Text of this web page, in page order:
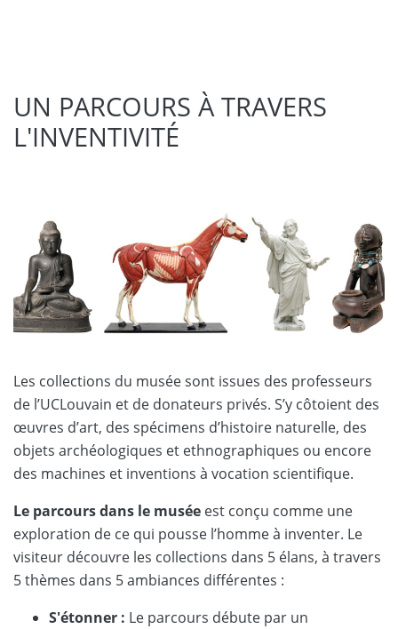
UN PARCOURS À TRAVERS
L'INVENTIVITÉ
Les collections du musée sont issues des professeurs
de l’UCLouvain et de donateurs privés. S’y côtoient des
œuvres d’art, des spécimens d’histoire naturelle, des
objets archéologiques et ethnographiques ou encore
des machines et inventions à vocation scientifique.
Le parcours dans le musée est conçu comme une
exploration de ce qui pousse l’homme à inventer. Le
visiteur découvre les collections dans 5 élans, à travers
5 thèmes dans 5 ambiances différentes :
S'étonner : Le parcours débute par un